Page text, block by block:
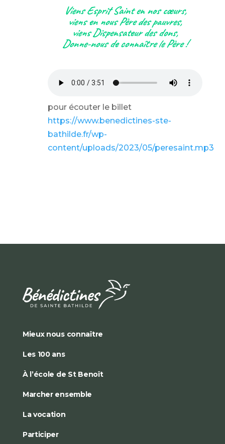
Viens Esprit Saint en nos cœurs,
viens en nous Père des pauvres,
viens Dispensateur des dons,
Donne-nous de connaître le Père !
pour écouter le billet
https://www.benedictines-ste-
bathilde.fr/wp-
content/uploads/2023/05/peresaint.mp3
Mieux nous connaître
Les 100 ans
À l’école de St Benoît
Marcher ensemble
La vocation
Participer